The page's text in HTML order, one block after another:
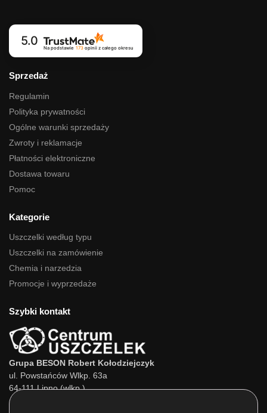
5.0
Na podstawie 173opinii z całego okresu
Sprzedaż
Regulamin
Polityka prywatności
Ogólne warunki sprzedaży
Zwroty i reklamacje
Płatności elektroniczne
Dostawa towaru
Pomoc
Kategorie
Uszczelki według typu
Uszczelki na zamówienie
Chemia i narzedzia
Promocje i wyprzedaże
Szybki kontakt
Grupa BESON Robert Kołodziejczyk
ul. Powstańców Wlkp. 63a
64-111 Lipno (wlkp.)